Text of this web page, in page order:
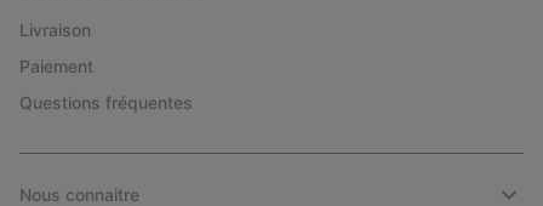
Livraison
Paiement
Questions fréquentes
Nous connaitre